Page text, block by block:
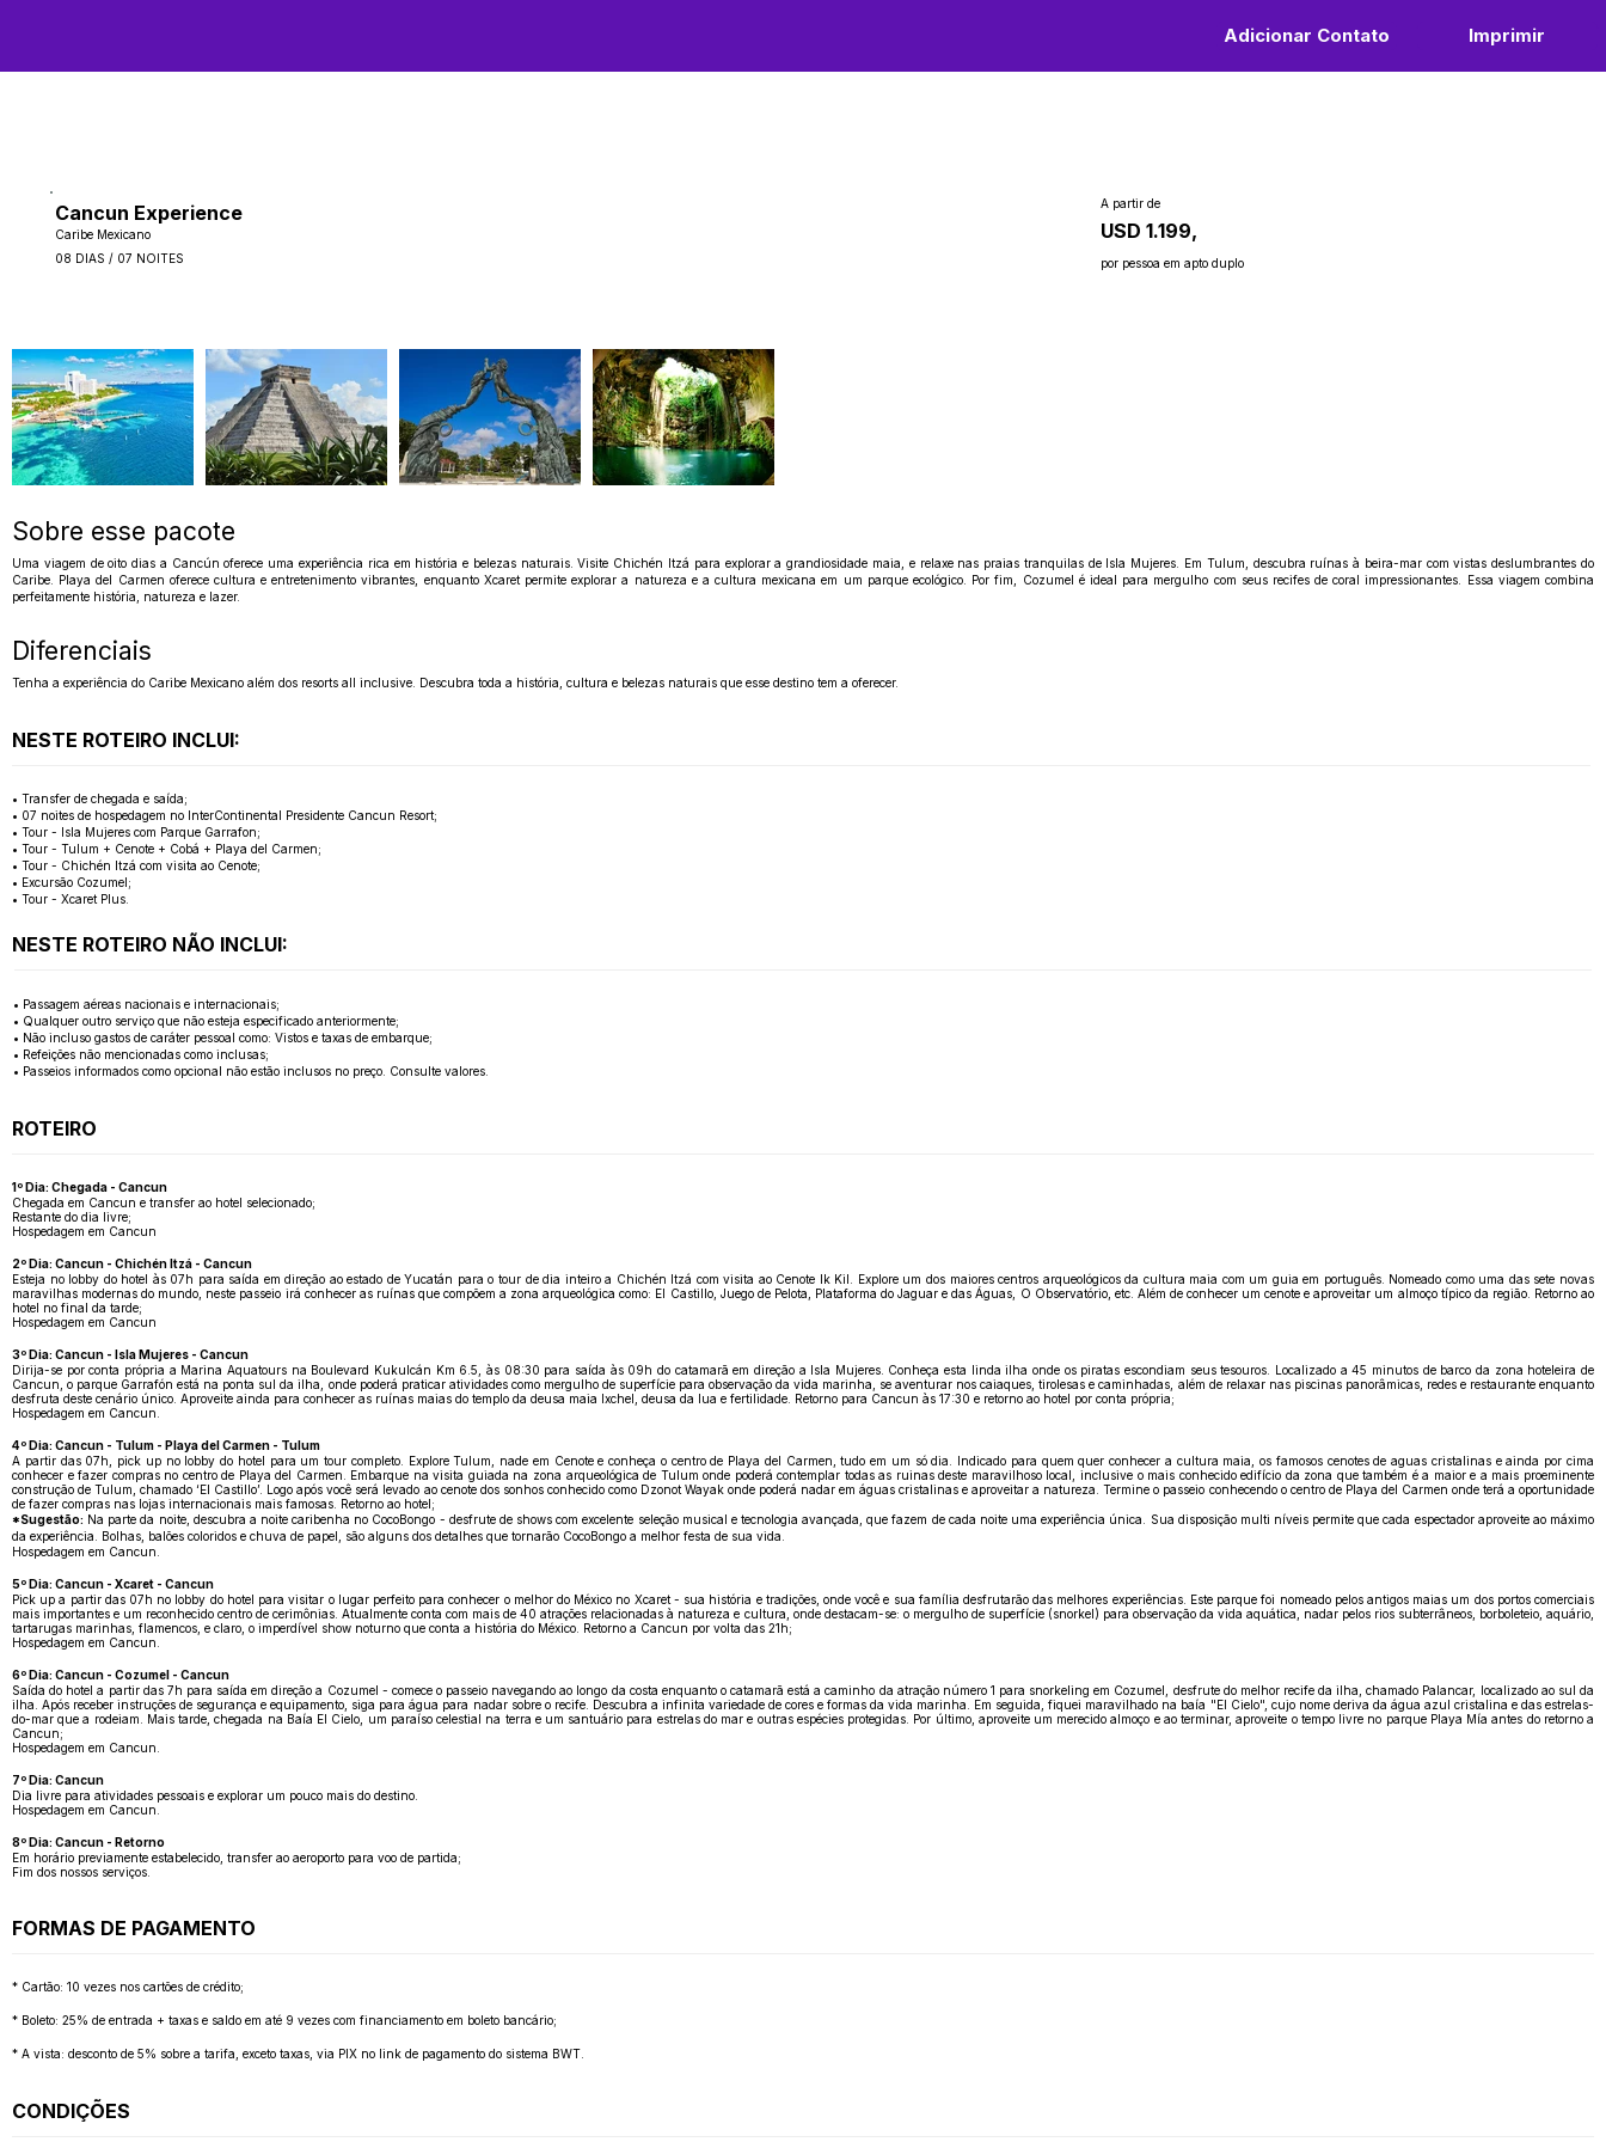
Adicionar Contato Imprimir
Cancun Experience
Caribe Mexicano
08 DIAS / 07 NOITES
A partir de
USD 1.199,
por pessoa em apto duplo
Sobre esse pacote
Uma viagem de oito dias a Cancún oferece uma experiência rica em história e belezas naturais. Visite Chichén Itzá para explorar a grandiosidade maia, e relaxe nas praias tranquilas de Isla Mujeres. Em Tulum, descubra ruínas à beira-mar com vistas deslumbrantes do
Caribe. Playa del Carmen oferece cultura e entretenimento vibrantes, enquanto Xcaret permite explorar a natureza e a cultura mexicana em um parque ecológico. Por fim, Cozumel é ideal para mergulho com seus recifes de coral impressionantes. Essa viagem combina
perfeitamente história, natureza e lazer.
Diferenciais
Tenha a experiência do Caribe Mexicano além dos resorts all inclusive. Descubra toda a história, cultura e belezas naturais que esse destino tem a oferecer.
NESTE ROTEIRO INCLUI:
• Transfer de chegada e saída;
• 07 noites de hospedagem no InterContinental Presidente Cancun Resort;
• Tour - Isla Mujeres com Parque Garrafon;
• Tour - Tulum + Cenote + Cobá + Playa del Carmen;
• Tour - Chichén Itzá com visita ao Cenote;
• Excursão Cozumel;
• Tour - Xcaret Plus.
NESTE ROTEIRO NÃO INCLUI:
• Passagem aéreas nacionais e internacionais;
• Qualquer outro serviço que não esteja especificado anteriormente;
• Não incluso gastos de caráter pessoal como: Vistos e taxas de embarque;
• Refeições não mencionadas como inclusas;
• Passeios informados como opcional não estão inclusos no preço. Consulte valores.
ROTEIRO
1º Dia: Chegada - Cancun
Chegada em Cancun e transfer ao hotel selecionado;
Restante do dia livre;
Hospedagem em Cancun
2º Dia: Cancun - Chichén Itzá - Cancun
Esteja no lobby do hotel às 07h para saída em direção ao estado de Yucatán para o tour de dia inteiro a Chichén Itzá com visita ao Cenote Ik Kil. Explore um dos maiores centros arqueológicos da cultura maia com um guia em português. Nomeado como uma das sete novas
maravilhas modernas do mundo, neste passeio irá conhecer as ruínas que compõem a zona arqueológica como: El Castillo, Juego de Pelota, Plataforma do Jaguar e das Águas, O Observatório, etc. Além de conhecer um cenote e aproveitar um almoço típico da região. Retorno ao
hotel no final da tarde;
Hospedagem em Cancun
3º Dia: Cancun - Isla Mujeres - Cancun
Dirija-se por conta própria a Marina Aquatours na Boulevard Kukulcán Km 6.5, às 08:30 para saída às 09h do catamarã em direção a Isla Mujeres. Conheça esta linda ilha onde os piratas escondiam seus tesouros. Localizado a 45 minutos de barco da zona hoteleira de
Cancun, o parque Garrafón está na ponta sul da ilha, onde poderá praticar atividades como mergulho de superfície para observação da vida marinha, se aventurar nos caiaques, tirolesas e caminhadas, além de relaxar nas piscinas panorâmicas, redes e restaurante enquanto
desfruta deste cenário único. Aproveite ainda para conhecer as ruínas maias do templo da deusa maia Ixchel, deusa da lua e fertilidade. Retorno para Cancun às 17:30 e retorno ao hotel por conta própria;
Hospedagem em Cancun.
4º Dia: Cancun - Tulum - Playa del Carmen - Tulum
A partir das 07h, pick up no lobby do hotel para um tour completo. Explore Tulum, nade em Cenote e conheça o centro de Playa del Carmen, tudo em um só dia. Indicado para quem quer conhecer a cultura maia, os famosos cenotes de aguas cristalinas e ainda por cima
conhecer e fazer compras no centro de Playa del Carmen. Embarque na visita guiada na zona arqueológica de Tulum onde poderá contemplar todas as ruinas deste maravilhoso local, inclusive o mais conhecido edifício da zona que também é a maior e a mais proeminente
construção de Tulum, chamado ‘El Castillo’. Logo após você será levado ao cenote dos sonhos conhecido como Dzonot Wayak onde poderá nadar em águas cristalinas e aproveitar a natureza. Termine o passeio conhecendo o centro de Playa del Carmen onde terá a oportunidade
de fazer compras nas lojas internacionais mais famosas. Retorno ao hotel;
*Sugestão: Na parte da noite, descubra a noite caribenha no CocoBongo - desfrute de shows com excelente seleção musical e tecnologia avançada, que fazem de cada noite uma experiência única. Sua disposição multi níveis permite que cada espectador aproveite ao máximo
da experiência. Bolhas, balões coloridos e chuva de papel, são alguns dos detalhes que tornarão CocoBongo a melhor festa de sua vida.
Hospedagem em Cancun.
5º Dia: Cancun - Xcaret - Cancun
Pick up a partir das 07h no lobby do hotel para visitar o lugar perfeito para conhecer o melhor do México no Xcaret - sua história e tradições, onde você e sua família desfrutarão das melhores experiências. Este parque foi nomeado pelos antigos maias um dos portos comerciais
mais importantes e um reconhecido centro de cerimônias. Atualmente conta com mais de 40 atrações relacionadas à natureza e cultura, onde destacam-se: o mergulho de superfície (snorkel) para observação da vida aquática, nadar pelos rios subterrâneos, borboleteio, aquário,
tartarugas marinhas, flamencos, e claro, o imperdível show noturno que conta a história do México. Retorno a Cancun por volta das 21h;
Hospedagem em Cancun.
6º Dia: Cancun - Cozumel - Cancun
Saída do hotel a partir das 7h para saída em direção a Cozumel - comece o passeio navegando ao longo da costa enquanto o catamarã está a caminho da atração número 1 para snorkeling em Cozumel, desfrute do melhor recife da ilha, chamado Palancar, localizado ao sul da
ilha. Após receber instruções de segurança e equipamento, siga para água para nadar sobre o recife. Descubra a infinita variedade de cores e formas da vida marinha. Em seguida, fiquei maravilhado na baía "El Cielo", cujo nome deriva da água azul cristalina e das estrelas-
do-mar que a rodeiam. Mais tarde, chegada na Baía El Cielo, um paraíso celestial na terra e um santuário para estrelas do mar e outras espécies protegidas. Por último, aproveite um merecido almoço e ao terminar, aproveite o tempo livre no parque Playa Mía antes do retorno a
Cancun;
Hospedagem em Cancun.
7º Dia: Cancun
Dia livre para atividades pessoais e explorar um pouco mais do destino.
Hospedagem em Cancun.
8º Dia: Cancun - Retorno
Em horário previamente estabelecido, transfer ao aeroporto para voo de partida;
Fim dos nossos serviços.
FORMAS DE PAGAMENTO
* Cartão: 10 vezes nos cartões de crédito;
* Boleto: 25% de entrada + taxas e saldo em até 9 vezes com financiamento em boleto bancário;
* A vista: desconto de 5% sobre a tarifa, exceto taxas, via PIX no link de pagamento do sistema BWT.
CONDIÇÕES